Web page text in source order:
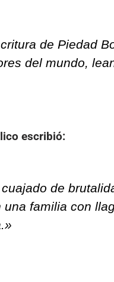
de Piedad
del mundo,
escribió:
de
una familia con